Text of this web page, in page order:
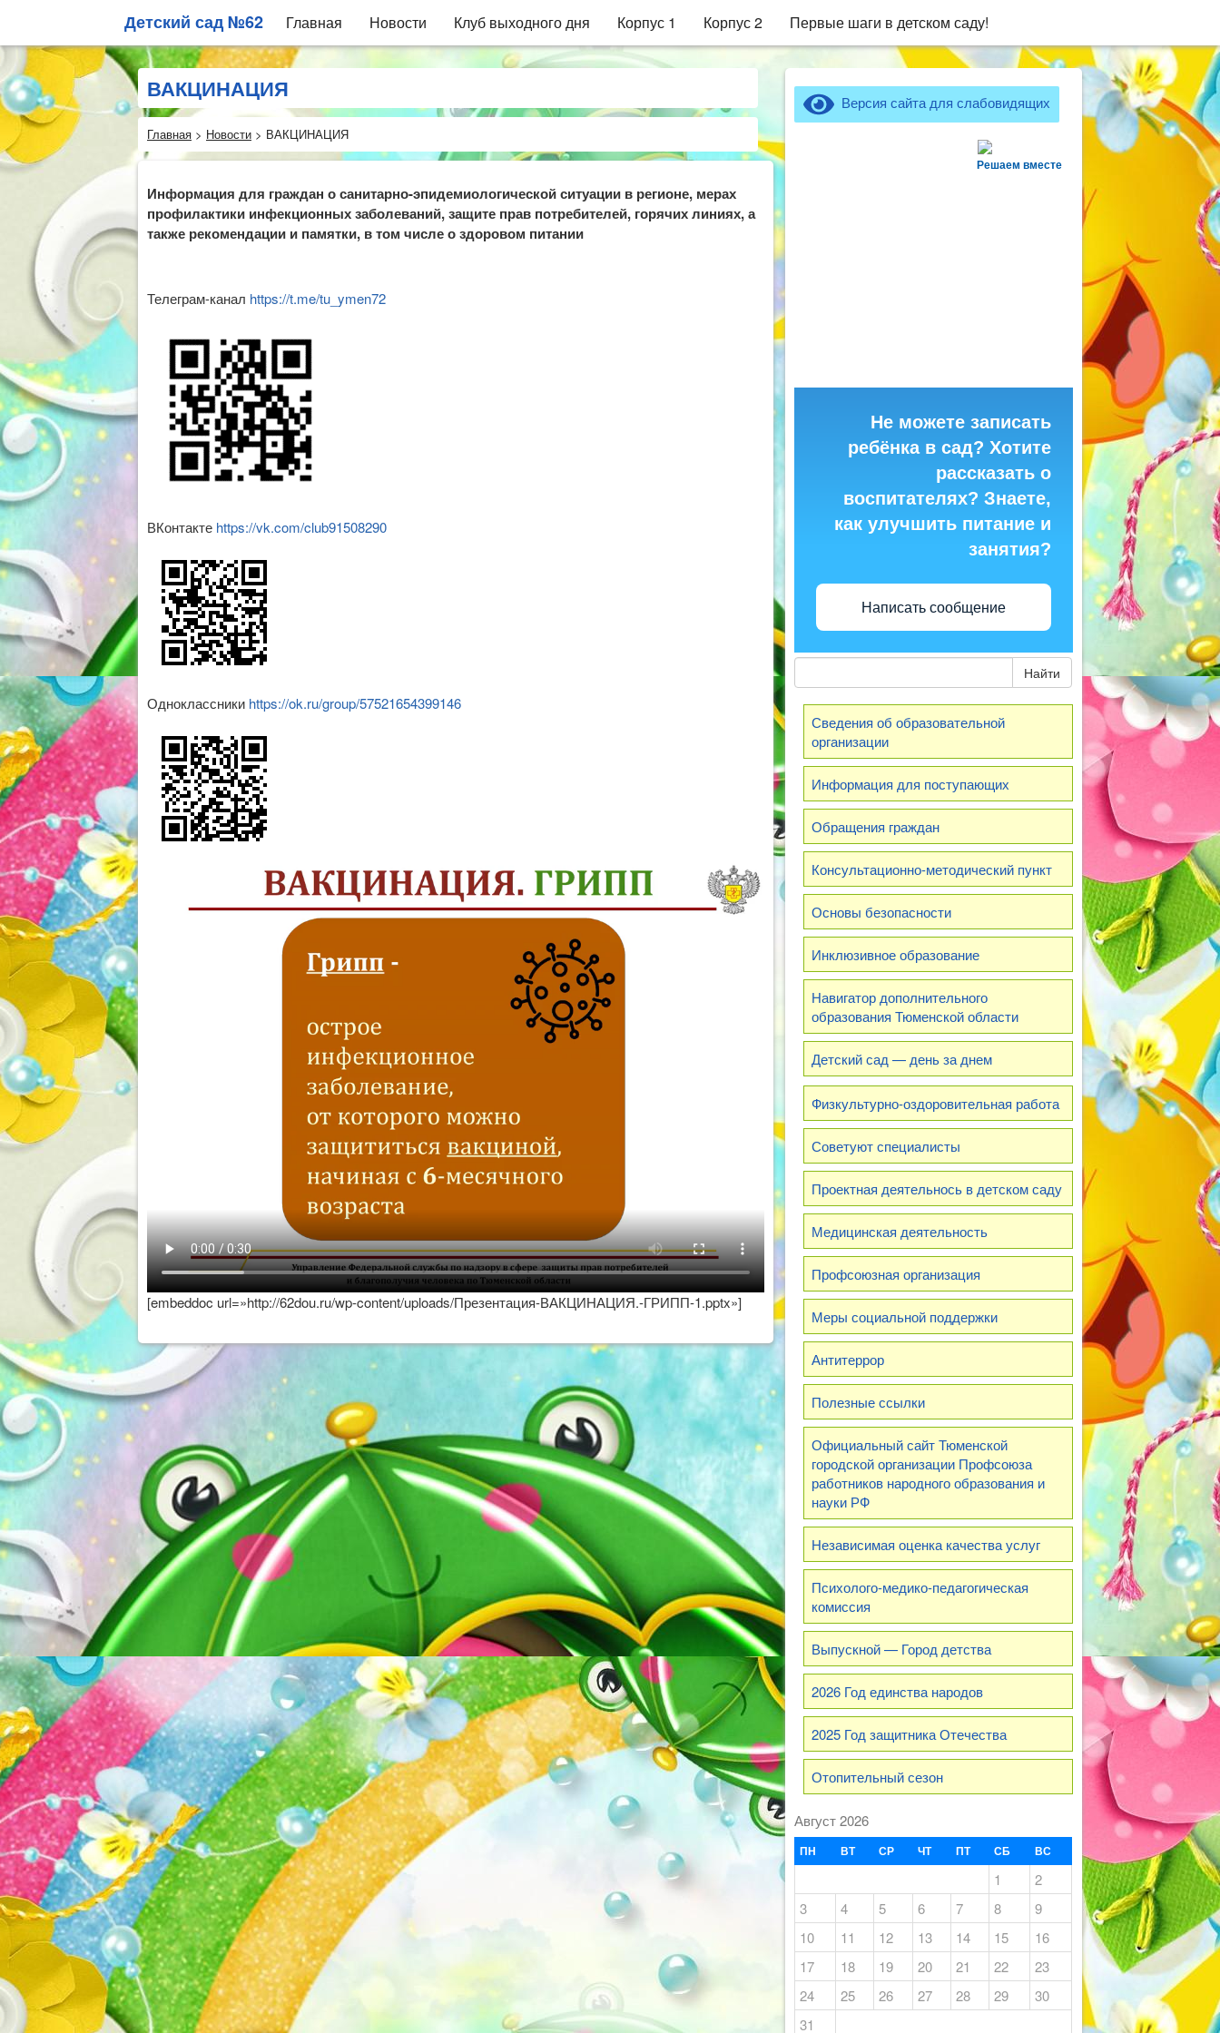
Детский сад №62 Главная Новости Клуб выходного дня Корпус 1 Корпус 2 Первые шаги в детском саду!
ВАКЦИНАЦИЯ
Главная > Новости > ВАКЦИНАЦИЯ
Информация для граждан о санитарно-эпидемиологической ситуации в регионе, мерах
профилактики инфекционных заболеваний, защите прав потребителей, горячих линиях, а
также рекомендации и памятки, в том числе о здоровом питании
Телеграм-канал https://t.me/tu_ymen72
ВКонтакте https://vk.com/club91508290
Одноклассники https://ok.ru/group/57521654399146
[embeddoc url=»http://62dou.ru/wp-content/uploads/Презентация-ВАКЦИНАЦИЯ.-ГРИПП-1.pptx»]
Версия сайта для слабовидящих
Решаем вместе
Не можете записать
ребёнка в сад? Хотите
рассказать о
воспитателях? Знаете,
как улучшить питание и
занятия?
Написать сообщение
Найти
Сведения об образовательной
организации
Информация для поступающих
Обращения граждан
Консультационно-методический пункт
Основы безопасности
Инклюзивное образование
Навигатор дополнительного
образования Тюменской области
Детский сад — день за днем
Физкультурно-оздоровительная работа
Советуют специалисты
Проектная деятельнось в детском саду
Медицинская деятельность
Профсоюзная организация
Меры социальной поддержки
Антитеррор
Полезные ссылки
Официальный сайт Тюменской
городской организации Профсоюза
работников народного образования и
науки РФ
Независимая оценка качества услуг
Психолого-медико-педагогическая
комиссия
Выпускной — Город детства
2026 Год единства народов
2025 Год защитника Отечества
Отопительный сезон
Август 2026
ПН ВТ СР ЧТ ПТ СБ ВС
1
2
3
4 5 6 7 8
9
10
11 12 13 14 15
16
17
18 19 20 21 22
23
24
25 26 27 28 29
30
31